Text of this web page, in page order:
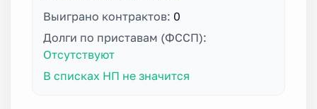
Выиграно контрактов: 0
Долги по приставам (ФССП):
Отсутствуют
В списках НП не значится